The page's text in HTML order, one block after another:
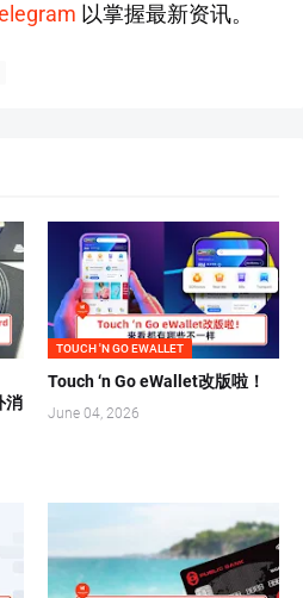
以掌握最新资讯。
消
TOUCH 'N GO EWALLET
Touch ‘n Go eWallet改版啦！
June 04, 2026